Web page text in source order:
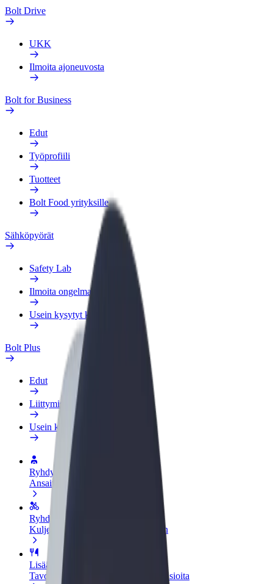
Bolt Drive
UKK
Ilmoita ajoneuvosta
Bolt for Business
Edut
Työprofiili
Tuotteet
Bolt Food yrityksille
Sähköpyörät
Safety Lab
Ilmoita ongelmasta
Usein kysytyt kysymykset
Bolt Plus
Edut
Liittymisohjeet
Usein kysytyt kysymykset
Ryhdy kuljettajaksi
Ansaitse omilla ehdoillasi
Ryhdy ruokalähetiksi
Kuljeta ruokaa ja ansaitse viikoittain
Lisää ravintola tai kauppa
Tavoita lisää asiakkaita ja kasvata ansioita